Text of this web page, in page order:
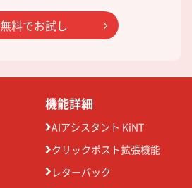
無料でお試し
機能詳細
AIアシスタント KiNT
クリックポスト拡張機能
レターパック